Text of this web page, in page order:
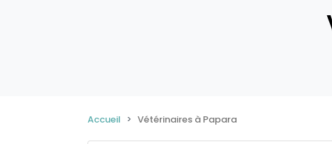
Accueil Vétérinaires à Papara